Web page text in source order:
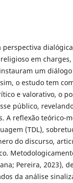
em
um
o estudo tem
e valorativo, o
público,
A reflexão teórico-
(TDL),
do discurso,
Pereira, 2023),
da análise